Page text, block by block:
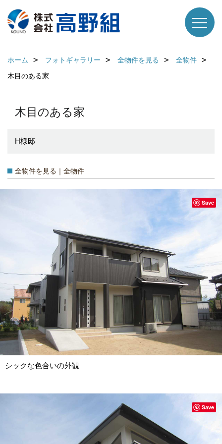
ホーム フォトギャラリー 全物件を見る
全物件
木目のある家
木目のある家
H様邸
全物件を見る｜全物件
シックな色合いの外観
Save
Save